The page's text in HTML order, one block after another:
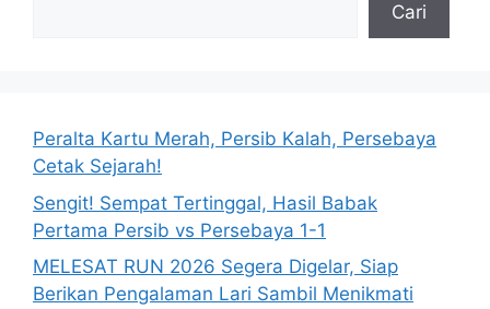
Cari
Peralta Kartu Merah, Persib Kalah, Persebaya
Cetak Sejarah!
Sengit! Sempat Tertinggal, Hasil Babak
Pertama Persib vs Persebaya 1-1
MELESAT RUN 2026 Segera Digelar, Siap
Berikan Pengalaman Lari Sambil Menikmati